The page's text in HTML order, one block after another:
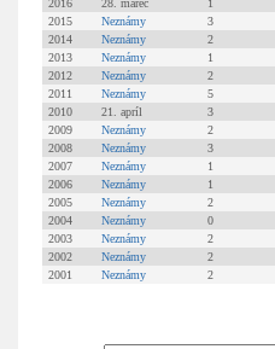
2016
28. marec 1
2015
Neznámy 3
2014
Neznámy 2
2013
Neznámy 1
2012
Neznámy 2
2011
Neznámy 5
2010
21. apríl 3
2009
Neznámy 2
2008
Neznámy 3
2007
Neznámy 1
2006
Neznámy 1
2005
Neznámy 2
2004
Neznámy 0
2003
Neznámy 2
2002
Neznámy 2
2001
Neznámy 2